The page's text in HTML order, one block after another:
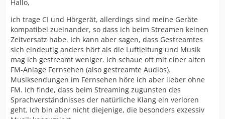
Hallo,
ich trage CI und Hörgerät, allerdings sind meine Geräte
kompatibel zueinander, so dass ich beim Streamen keinen
Zeitversatz habe. Ich kann aber sagen, dass Gestreamtes
sich eindeutig anders hört als die Luftleitung und Musik
mag ich gestreamt weniger. Ich schaue oft mit einer alten
FM-Anlage Fernsehen (also gestreamte Audios).
Musiksendungen im Fernsehen höre ich aber lieber ohne
FM. Ich finde, dass beim Streaming zugunsten des
Sprachverständnisses der natürliche Klang ein verloren
geht. Ich bin aber nicht diejenige, die besonders exzessiv